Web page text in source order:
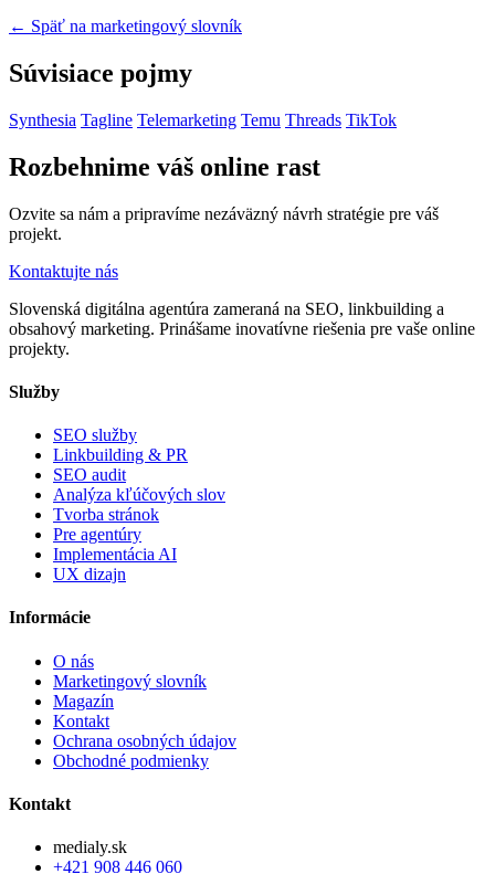
← Späť na marketingový slovník
Súvisiace pojmy
Synthesia Tagline Telemarketing Temu Threads TikTok
Rozbehnime váš online rast
Ozvite sa nám a pripravíme nezáväzný návrh stratégie pre váš
projekt.
Kontaktujte nás
Slovenská digitálna agentúra zameraná na SEO, linkbuilding a
obsahový marketing. Prinášame inovatívne riešenia pre vaše online
projekty.
Služby
SEO služby
Linkbuilding & PR
SEO audit
Analýza kľúčových slov
Tvorba stránok
Pre agentúry
Implementácia AI
UX dizajn
Informácie
O nás
Marketingový slovník
Magazín
Kontakt
Ochrana osobných údajov
Obchodné podmienky
Kontakt
medialy.sk
+421 908 446 060